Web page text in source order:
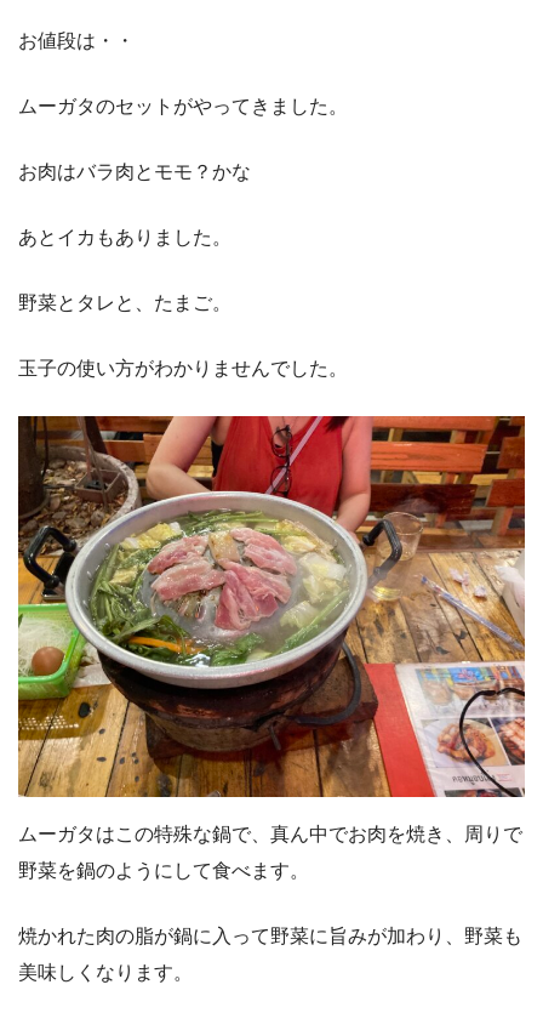
お値段は・・
ムーガタのセットがやってきました。
お肉はバラ肉とモモ？かな
あとイカもありました。
野菜とタレと、たまご。
玉子の使い方がわかりませんでした。
ムーガタはこの特殊な鍋で、真ん中でお肉を焼き、周りで
野菜を鍋のようにして食べます。
焼かれた肉の脂が鍋に入って野菜に旨みが加わり、野菜も
美味しくなります。